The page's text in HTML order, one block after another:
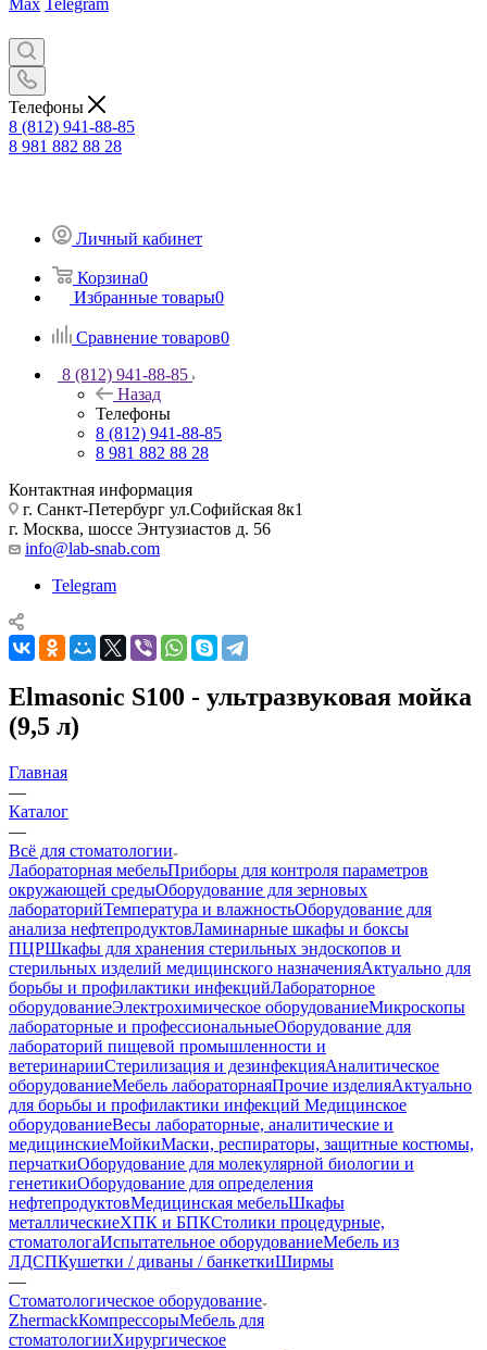
Max Telegram
Телефоны
8 (812) 941-88-85
8 981 882 88 28
Личный кабинет
Корзина0
Избранные товары0
Сравнение товаров0
8 (812) 941-88-85
Назад
Телефоны
8 (812) 941-88-85
8 981 882 88 28
Контактная информация
г. Санкт-Петербург ул.Софийская 8к1
г. Москва, шоссе Энтузиастов д. 56
info@lab-snab.com
Telegram
Elmasonic S100 - ультразвуковая мойка
(9,5 л)
Главная
—
Каталог
—
Всё для стоматологии
Лабораторная мебельПриборы для контроля параметров
окружающей средыОборудование для зерновых
лабораторийТемпература и влажностьОборудование для
анализа нефтепродуктовЛаминарные шкафы и боксы
ПЦРШкафы для хранения стерильных эндоскопов и
стерильных изделий медицинского назначенияАктуально для
борьбы и профилактики инфекцийЛабораторное
оборудованиеЭлектрохимическое оборудованиеМикроскопы
лабораторные и профессиональныеОборудование для
лабораторий пищевой промышленности и
ветеринарииСтерилизация и дезинфекцияАналитическое
оборудованиеМебель лабораторнаяПрочие изделияАктуально
для борьбы и профилактики инфекций Медицинское
оборудованиеВесы лабораторные, аналитические и
медицинскиеМойкиМаски, респираторы, защитные костюмы,
перчаткиОборудование для молекулярной биологии и
генетикиОборудование для определения
нефтепродуктовМедицинская мебельШкафы
металлическиеХПК и БПКСтолики процедурные,
стоматологаИспытательное оборудованиеМебель из
ЛДСПКушетки / диваны / банкеткиШирмы
—
Стоматологическое оборудование
ZhermackКомпрессорыМебель для
стоматологииХирургическое